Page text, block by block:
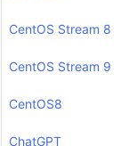
CentOS Stream 8
CentOS Stream 9
CentOS8
ChatGPT